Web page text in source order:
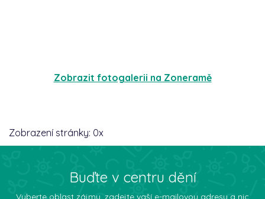
Zobrazit fotogalerii na Zoneramě
Zobrazení stránky: 0x
Buďte v centru dění
Vyberte oblast zájmu, zadejte vaší e-mailovou adresu a nic